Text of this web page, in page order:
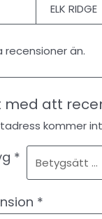
ELK RIDGE
recensioner än.
med att
kommer
*
*